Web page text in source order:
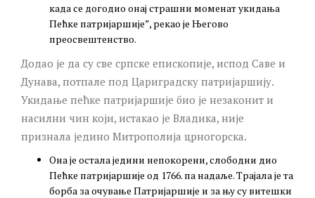
када се догодио онај страшни моменат укидања
Пећке патријаршије”, рекао је Његово
преосвештенство.
Додао је да су све српске епископије, испод Саве и
Дунава, потпале под Цариградску патријаршију.
Укидање пећке патријаршије био је незаконит и
насилни чин који, истакао је Владика, није
признала једино Митрополија црногорска.
Она је остала једини непокорени, слободни дио
Пећке патријаршије од 1766. па надаље. Трајала је та
борба за очување Патријаршије и за њу су витешки